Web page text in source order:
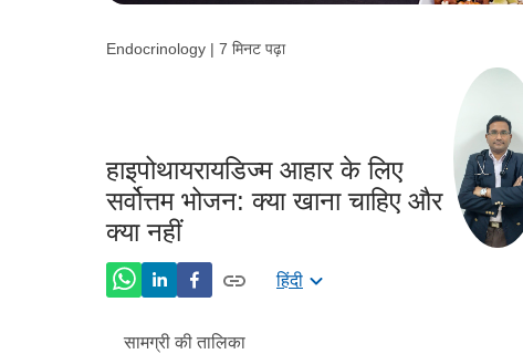
Endocrinology | 7 मिनट पढ़ा
हाइपोथायरायडिज्म आहार के लिए
सर्वोत्तम भोजन: क्या खाना चाहिए और
क्या नहीं
हिंदी
सामग्री की तालिका